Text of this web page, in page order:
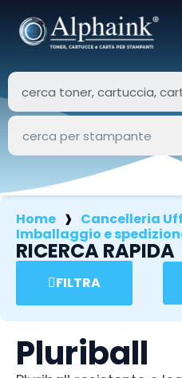
Home
Cancelleria
Imballaggio e
RICERCA RAPIDA
FILTRA
Pluriball